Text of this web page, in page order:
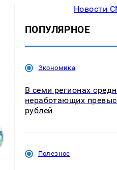
Новости
ПОПУЛЯРНОЕ
Экономика
В семи регионах
неработающих
рублей
Полезное